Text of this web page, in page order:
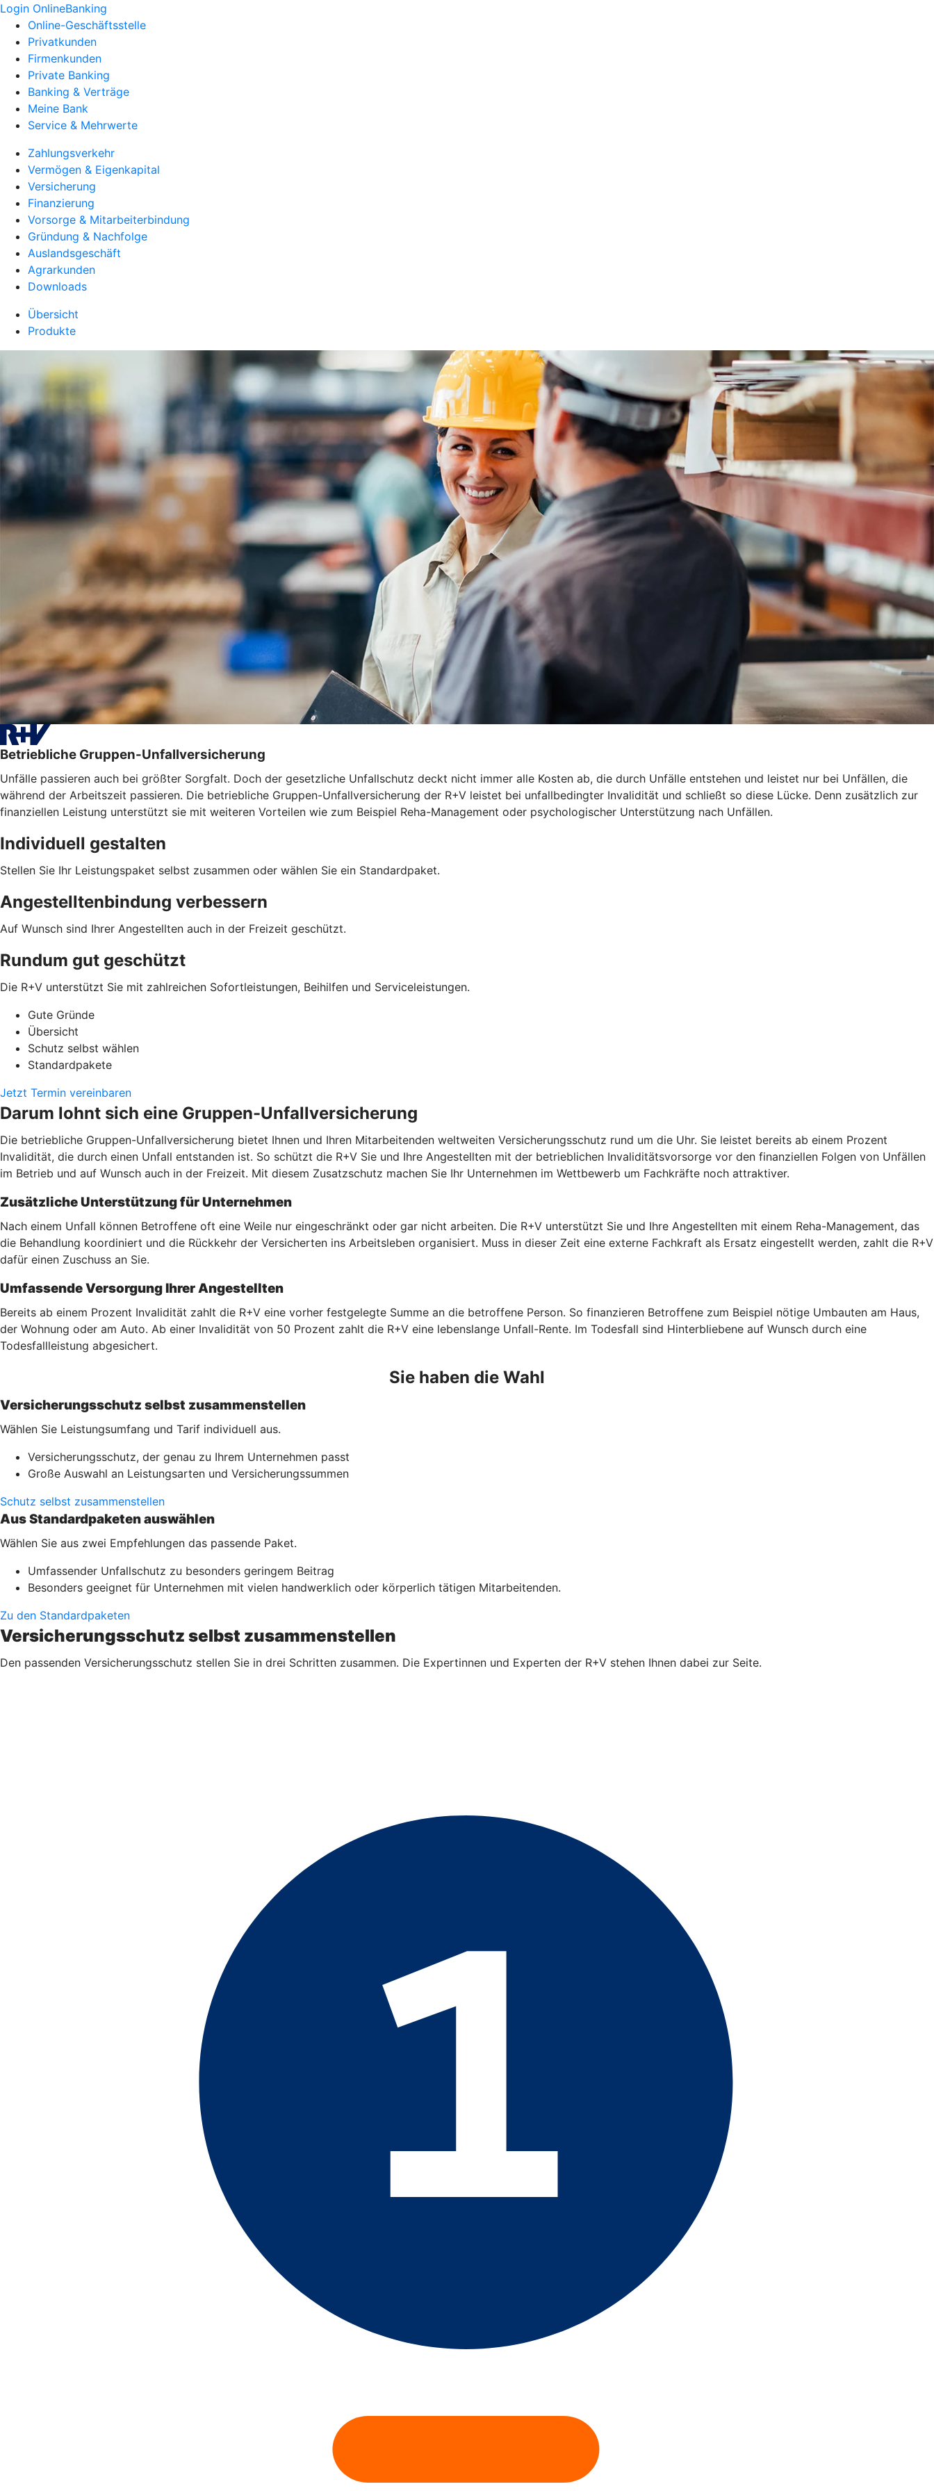
Login OnlineBanking
Online-Geschäftsstelle
Privatkunden
Firmenkunden
Private Banking
Banking & Verträge
Meine Bank
Service & Mehrwerte
Zahlungsverkehr
Vermögen & Eigenkapital
Versicherung
Finanzierung
Vorsorge & Mitarbeiterbindung
Gründung & Nachfolge
Auslandsgeschäft
Agrarkunden
Downloads
Übersicht
Produkte
Betriebliche Gruppen-Unfallversicherung
Unfälle passieren auch bei größter Sorgfalt. Doch der gesetzliche Unfallschutz deckt nicht immer alle Kosten ab, die durch Unfälle entstehen und leistet nur bei Unfällen, die
während der Arbeitszeit passieren. Die betriebliche Gruppen-Unfallversicherung der R+V leistet bei unfallbedingter Invalidität und schließt so diese Lücke. Denn zusätzlich zur
finanziellen Leistung unterstützt sie mit weiteren Vorteilen wie zum Beispiel Reha-Management oder psychologischer Unterstützung nach Unfällen.
Individuell gestalten
Stellen Sie Ihr Leistungspaket selbst zusammen oder wählen Sie ein Standardpaket.
Angestelltenbindung verbessern
Auf Wunsch sind Ihrer Angestellten auch in der Freizeit geschützt.
Rundum gut geschützt
Die R+V unterstützt Sie mit zahlreichen Sofortleistungen, Beihilfen und Serviceleistungen.
Gute Gründe
Übersicht
Schutz selbst wählen
Standardpakete
Jetzt Termin vereinbaren
Darum lohnt sich eine Gruppen-Unfallversicherung
Die betriebliche Gruppen-Unfallversicherung bietet Ihnen und Ihren Mitarbeitenden weltweiten Versicherungsschutz rund um die Uhr. Sie leistet bereits ab einem Prozent
Invalidität, die durch einen Unfall entstanden ist. So schützt die R+V Sie und Ihre Angestellten mit der betrieblichen Invaliditätsvorsorge vor den finanziellen Folgen von Unfällen
im Betrieb und auf Wunsch auch in der Freizeit. Mit diesem Zusatzschutz machen Sie Ihr Unternehmen im Wettbewerb um Fachkräfte noch attraktiver.
Zusätzliche Unterstützung für Unternehmen
Nach einem Unfall können Betroffene oft eine Weile nur eingeschränkt oder gar nicht arbeiten. Die R+V unterstützt Sie und Ihre Angestellten mit einem Reha-Management, das
die Behandlung koordiniert und die Rückkehr der Versicherten ins Arbeitsleben organisiert. Muss in dieser Zeit eine externe Fachkraft als Ersatz eingestellt werden, zahlt die R+V
dafür einen Zuschuss an Sie.
Umfassende Versorgung Ihrer Angestellten
Bereits ab einem Prozent Invalidität zahlt die R+V eine vorher festgelegte Summe an die betroffene Person. So finanzieren Betroffene zum Beispiel nötige Umbauten am Haus,
der Wohnung oder am Auto. Ab einer Invalidität von 50 Prozent zahlt die R+V eine lebenslange Unfall-Rente. Im Todesfall sind Hinterbliebene auf Wunsch durch eine
Todesfallleistung abgesichert.
Sie haben die Wahl
Versicherungsschutz selbst zusammenstellen
Wählen Sie Leistungsumfang und Tarif individuell aus.
Versicherungsschutz, der genau zu Ihrem Unternehmen passt
Große Auswahl an Leistungsarten und Versicherungssummen
Schutz selbst zusammenstellen
Aus Standardpaketen auswählen
Wählen Sie aus zwei Empfehlungen das passende Paket.
Umfassender Unfallschutz zu besonders geringem Beitrag
Besonders geeignet für Unternehmen mit vielen handwerklich oder körperlich tätigen Mitarbeitenden.
Zu den Standardpaketen
Versicherungsschutz selbst zusammenstellen
Den passenden Versicherungsschutz stellen Sie in drei Schritten zusammen. Die Expertinnen und Experten der R+V stehen Ihnen dabei zur Seite.